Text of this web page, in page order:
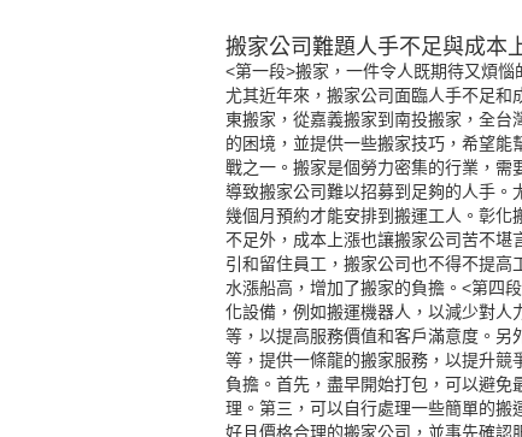
搬家公司難題人手不足與成本
<第一段>搬家，一件令人既期待又煩
尤其近年來，搬家公司面臨人手不足和
東搬家 ，從嘉義搬家到 南投搬家 ，全台
的困境，並提供一些搬家技巧，希望能
戰之一。搬家是個勞力密集的行業，需
導致搬家公司難以招募到足夠的人手
幾個月預約才能安排到搬運工人。 彰化
不足外，成本上漲也讓搬家公司苦不堪
引和留住員工，搬家公司也不得不提
水漲船高，增加了搬家的負擔。 <第四
化設備，例如搬運機器人，以減少對
等，以提高服務價值和客戶滿意度。另
等，提供一條龍的搬家服務，以提升競
負擔。首先，盡早開始打包，可以避
理。第三，可以自行處理一些簡單的搬
好且價格合理的搬家公司，並事先確認